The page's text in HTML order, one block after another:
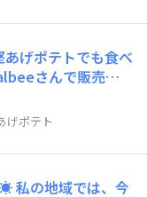
げポテトでも食べ
さんで販売さ
のフレーバーをも
て語る内容です
されているKFC
グ」味。こちらお
げポテト
私の地域では、今